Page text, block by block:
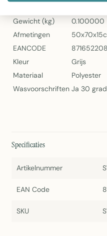
Gewicht (kg)
0.100000
Afmetingen
EANCODE
Kleur
Grijs
Materiaal
Polyester
Wasvoorschriften Ja 30
Specificaties
Artikelnummer
EAN Code
SKU